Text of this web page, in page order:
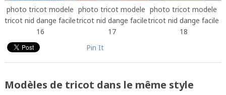
photo tricot modele
tricot nid dange facile
16
photo tricot modele
tricot nid dange facile
17
photo tricot modele
tricot nid dange facile
18
Pin It
Modèles de tricot dans le même style